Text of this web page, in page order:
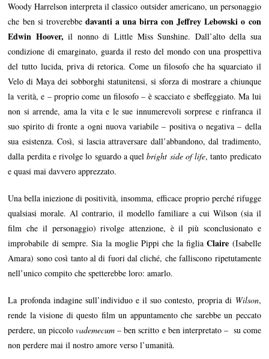
Woody Harrelson interpreta il classico outsider americano, un personaggio
che ben si troverebbe davanti a una birra con Jeffrey Lebowski o con
Edwin Hoover, il nonno di Little Miss Sunshine. Dall’alto della sua
condizione di emarginato, guarda il resto del mondo con una prospettiva
del tutto lucida, priva di retorica. Come un filosofo che ha squarciato il
Velo di Maya dei sobborghi statunitensi, si sforza di mostrare a chiunque
la verità, e – proprio come un filosofo – è scacciato e sbeffeggiato. Ma lui
non si arrende, ama la vita e le sue innumerevoli sorprese e rinfranca il
suo spirito di fronte a ogni nuova variabile – positiva o negativa – della
sua esistenza. Così, si lascia attraversare dall’abbandono, dal tradimento,
dalla perdita e rivolge lo sguardo a quel bright side of life, tanto predicato
e quasi mai davvero apprezzato.
Una bella iniezione di positività, insomma, efficace proprio perché rifugge
qualsiasi morale. Al contrario, il modello familiare a cui Wilson (sia il
film che il personaggio) rivolge attenzione, è il più sconclusionato e
improbabile di sempre. Sia la moglie Pippi che la figliaClaire (Isabelle
Amara) sono così tanto al di fuori dal cliché, che falliscono ripetutamente
nell’unico compito che spetterebbe loro: amarlo.
La profonda indagine sull’individuo e il suo contesto, propria di Wilson,
rende la visione di questo film un appuntamento che sarebbe un peccato
perdere, un piccolovademecum – ben scritto e ben interpretato – su come
non perdere mai il nostro amore verso l’umanità.